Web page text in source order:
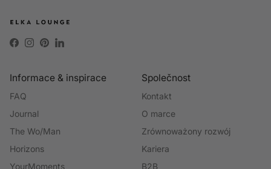
Facebook
Instagram
PinterestLinkedIn
Informace & inspirace
FAQ
Journal
The Wo/Man
Horizons
YourMoments
Společnost
Kontakt
O marce
Zrównoważony rozwój
Kariera
B2B